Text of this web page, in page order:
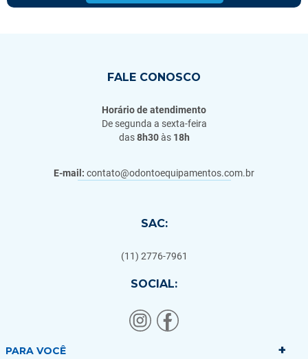
FALE CONOSCO
Horário de atendimento
De segunda a sexta-feira
das8h30às 18h
E-mail: contato@odontoequipamentos.com.br
SAC:
(11) 2776-7961
SOCIAL:
PARA VOCÊ +